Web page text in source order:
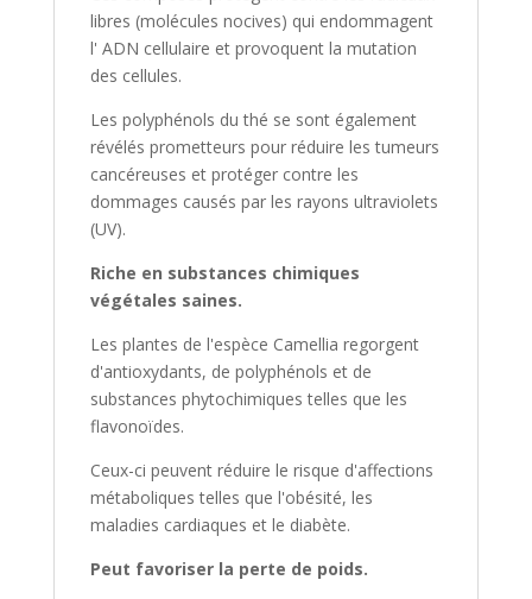
libres (molécules nocives) qui endommagent
l' ADN cellulaire et provoquent la mutation
des cellules.
Les polyphénols du thé se sont également
révélés prometteurs pour réduire les tumeurs
cancéreuses et protéger contre les
dommages causés par les rayons ultraviolets
(UV).
Riche en substances chimiques
végétales saines.
Les plantes de l'espèce Camellia regorgent
d'antioxydants, de polyphénols et de
substances phytochimiques telles que les
flavonoïdes.
Ceux-ci peuvent réduire le risque d'affections
métaboliques telles que l'obésité, les
maladies cardiaques et le diabète.
Peut favoriser la perte de poids.